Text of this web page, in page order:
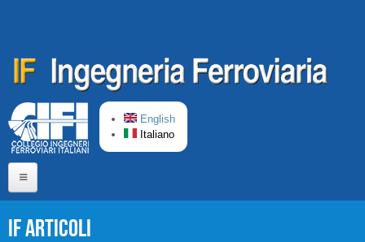
English
Italiano
IF Articoli